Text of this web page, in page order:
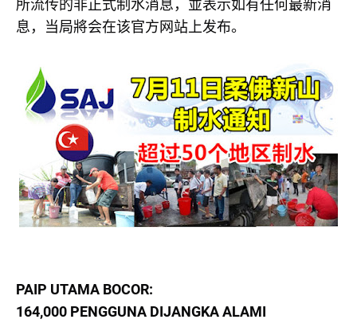
所流传的非正式制水消息，並表示如有任何最新消
息，当局將会在该官方网站上发布。
PAIP UTAMA BOCOR:
164,000 PENGGUNA DIJANGKA ALAMI